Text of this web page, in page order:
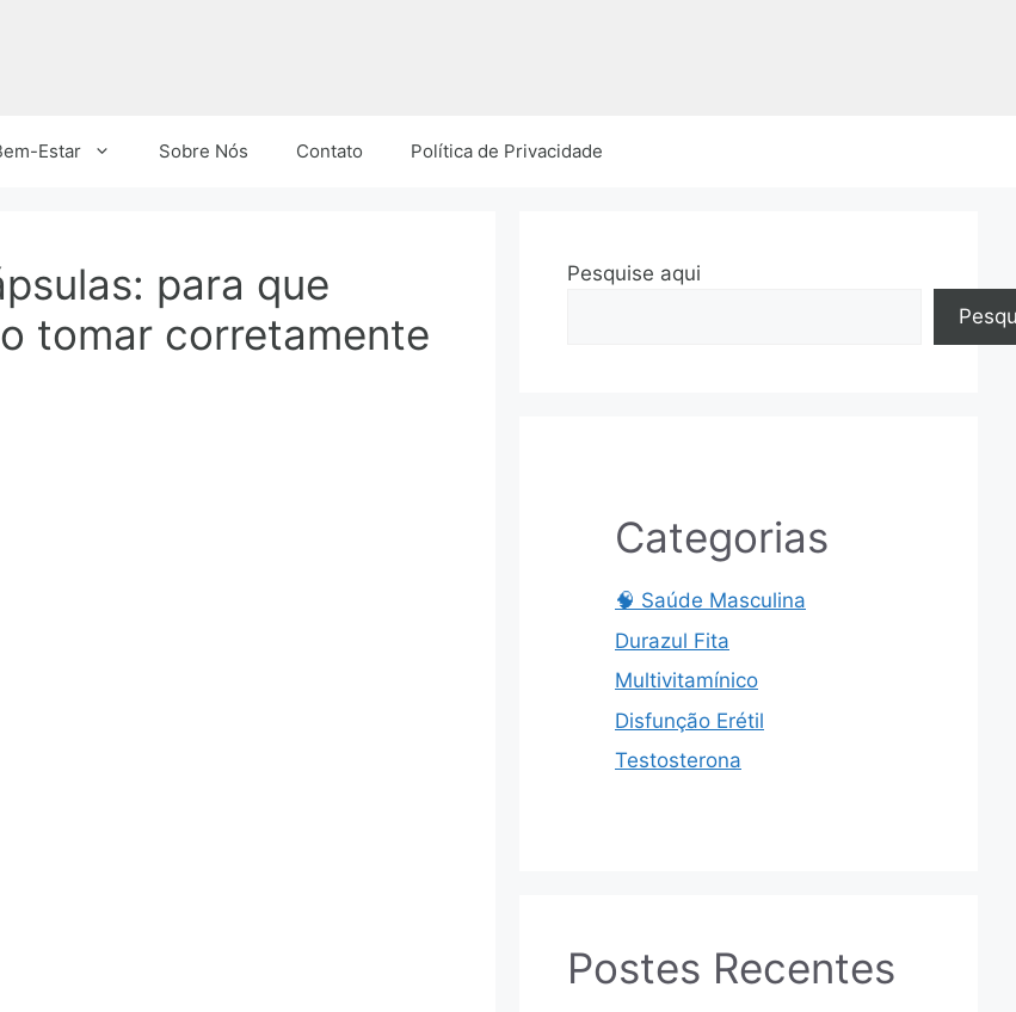
Estar Sobre Nós Contato Política de Privacidade
para que
tomar corretamente
Pesquise aqui
Categorias
🧠 Saúde Masculina
Durazul Fita
Multivitamínico
Disfunção Erétil
Testosterona
Postes Recentes